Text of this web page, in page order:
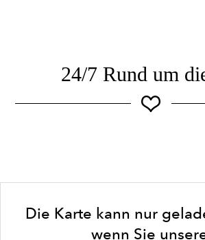
24/7 Rund um
Die Karte kann nur
wenn Sie